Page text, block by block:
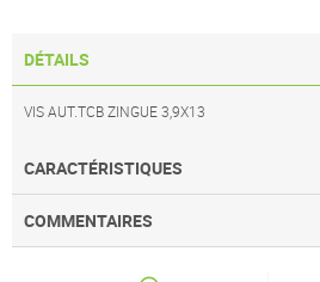
DÉTAILS
VIS AUT.TCB ZINGUE 3,9X13
CARACTÉRISTIQUES
COMMENTAIRES